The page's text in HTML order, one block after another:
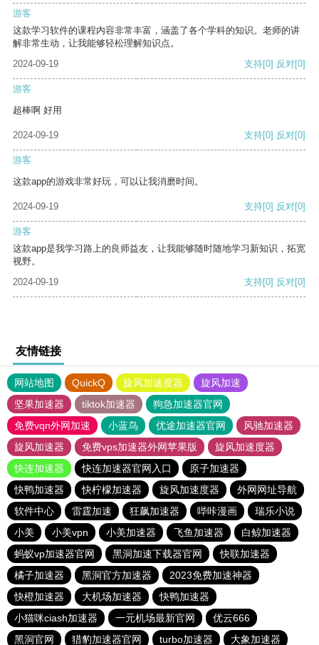
游客
这款学习软件的课程内容非常丰富，涵盖了各个学科的知识。老师的讲
解非常生动，让我能够轻松理解知识点。
2024-09-19
支持[0] 反对[0]
游客
超棒啊 好用
2024-09-19 支持[0] 反对[0]
游客
这款app的游戏非常好玩，可以让我消磨时间。
2024-09-19 支持[0] 反对[0]
游客
这款app是我学习路上的良师益友，让我能够随时随地学习新知识，拓宽
视野。
2024-09-19
支持[0] 反对[0]
友情链接
网站地图 QuickQ 旋风加速度器
旋风加速
坚果加速器
tiktok加速器
狗急加速器官网
免费vqn外网加速
小蓝鸟 优途加速器官网
风驰加速器
旋风加速器
免费vps加速器外网苹果版
旋风加速度器
快连加速器
快连加速器官网入口
原子加速器
快鸭加速器
快柠檬加速器 旋风加速度器
外网网址导航
软件中心
雷霆加速 狂飙加速器 哔咔漫画
瑞乐小说
小美
小美vpn 小美加速器 飞鱼加速器
白鲸加速器
蚂蚁vp加速器官网
黑洞加速下载器官网
快联加速器
橘子加速器
黑洞官方加速器
2023免费加速神器
快橙加速器
大机场加速器
快鸭加速器
小猫咪ciash加速器
一元机场最新官网
优云666
黑洞官网
猎豹加速器官网 turbo加速器 大象加速器